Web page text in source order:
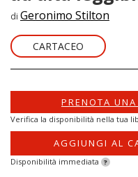
di Geronimo Stilton
CARTACEO
PRENOTA
Verifica la disponibilità nella tua
AGGIUNGI AL
Disponibilità immediata ?